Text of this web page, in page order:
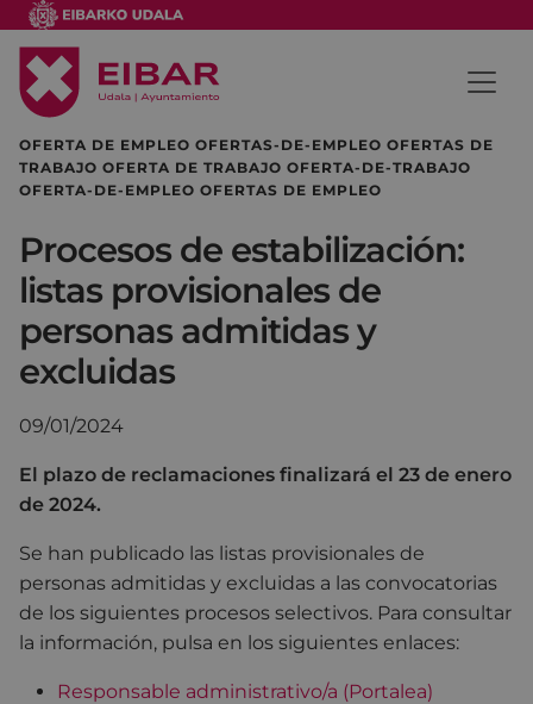
OFERTA DE EMPLEO OFERTAS-DE-EMPLEO OFERTAS DE
TRABAJO OFERTA DE TRABAJO OFERTA-DE-TRABAJO
OFERTA-DE-EMPLEO OFERTAS DE EMPLEO
Procesos de estabilización:
listas provisionales de
personas admitidas y
excluidas
09/01/2024
El plazo de reclamaciones finalizará el 23 de enero
de 2024.
Se han publicado las listas provisionales de
personas admitidas y excluidas a las convocatorias
de los siguientes procesos selectivos. Para consultar
la información, pulsa en los siguientes enlaces:
Responsable administrativo/a (Portalea)